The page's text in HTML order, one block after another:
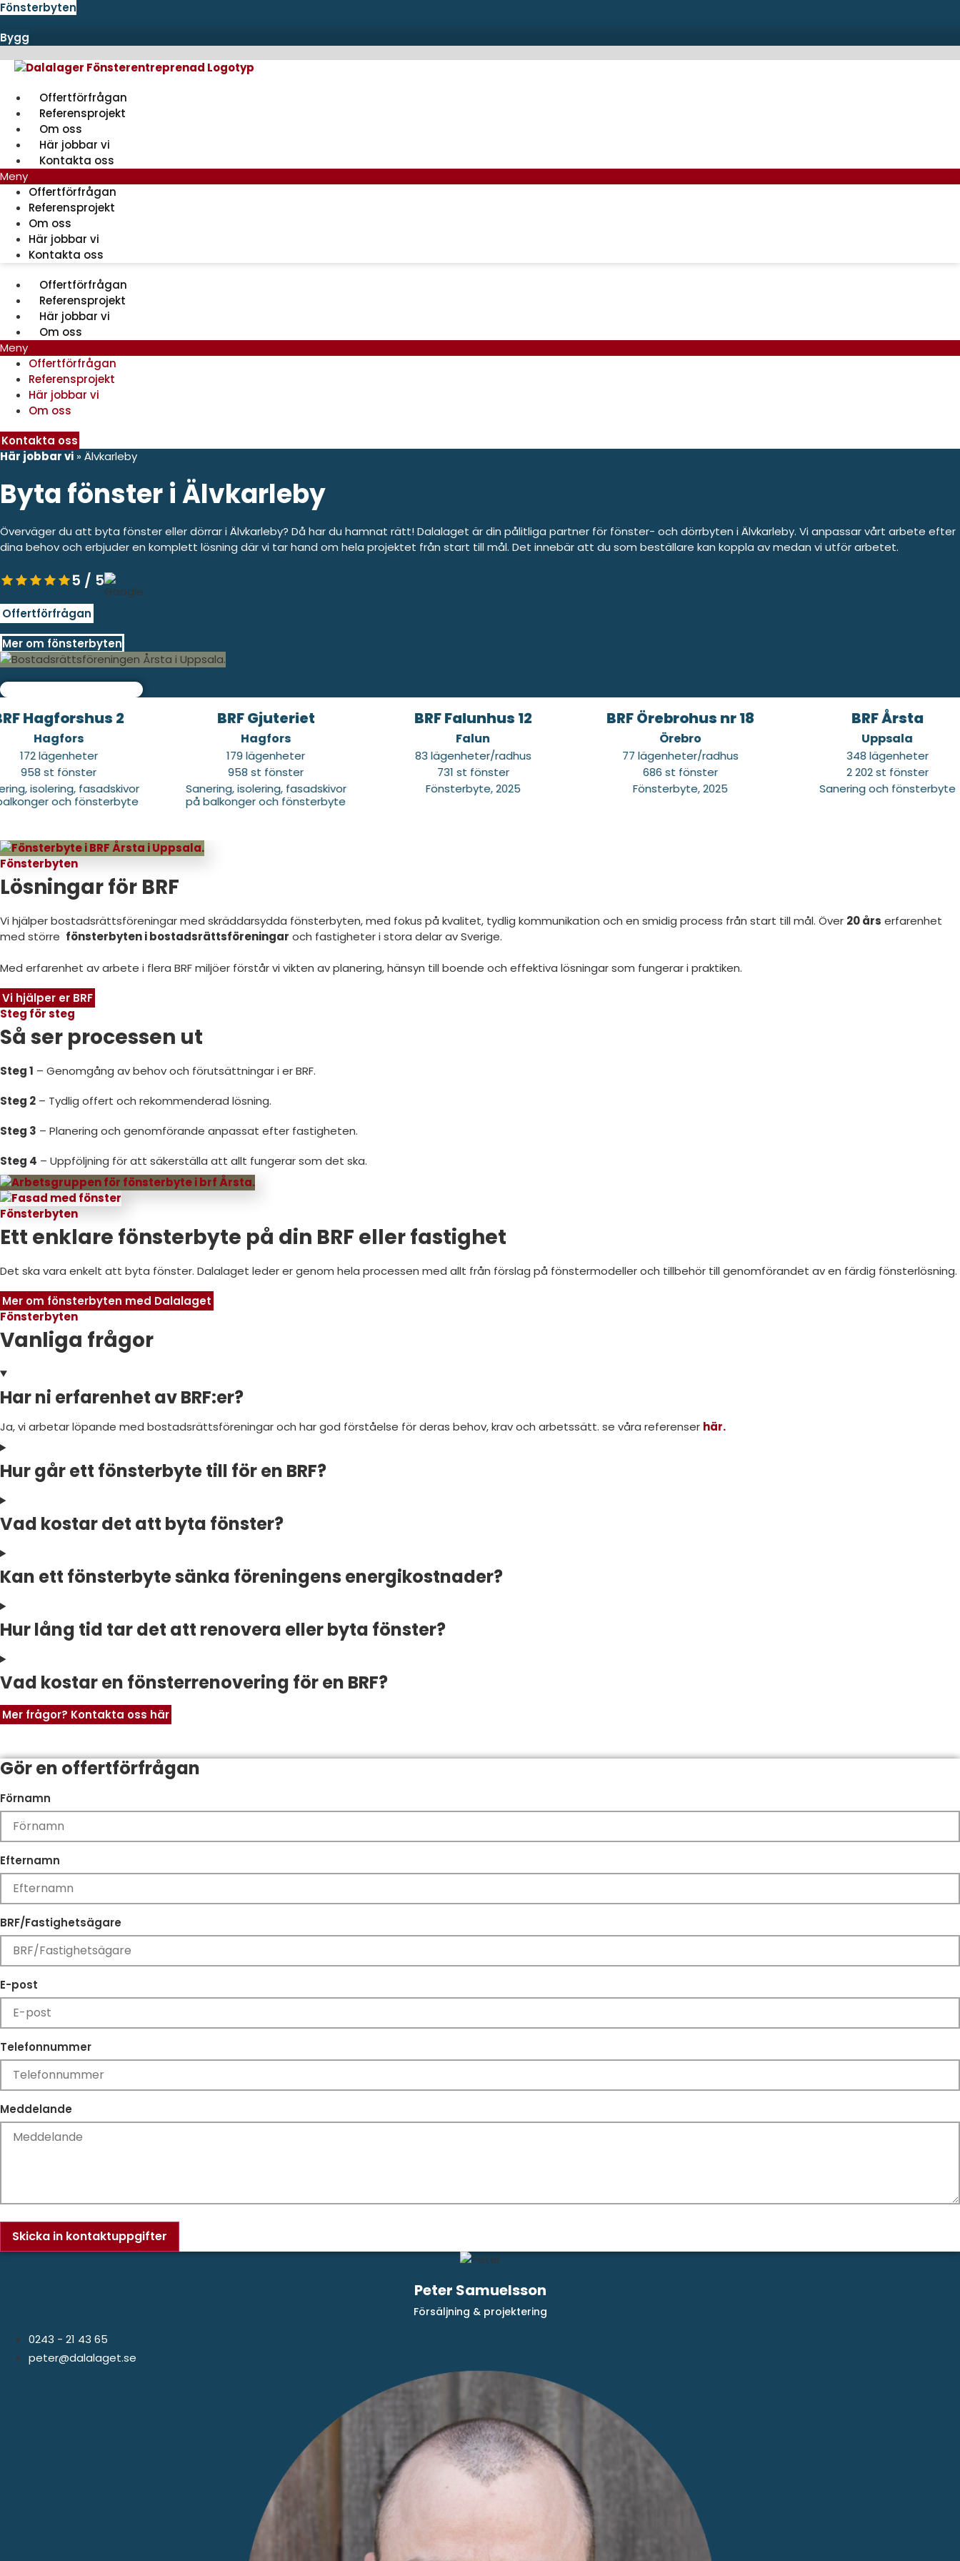
Hoppa
innehåll
Fönsterbyten
Bygg
Offertförfrågan
Referensprojekt
Om oss
Här jobbar vi
Kontakta oss
Meny
Offertförfrågan
Referensprojekt
Om oss
Här jobbar vi
Kontakta oss
Offertförfrågan
Referensprojekt
Här jobbar vi
Om oss
Meny
Offertförfrågan
Referensprojekt
Här jobbar vi
Om oss
Kontakta oss
Här jobbar vi » Älvkarleby
Byta fönster i Älvkarleby
Överväger du att byta fönster eller dörrar i Älvkarleby? Då har du hamnat rätt! Dalalaget är din pålitliga partner för fönster- och dörrbyten i Älvkarleby. Vi anpassar vårt arbete efter
dina behov och erbjuder en komplett lösning där vi tar hand om hela projektet från start till mål. Det innebär att du som beställare kan koppla av medan vi utför arbetet.
5 / 5
Offertförfrågan
Mer om fönsterbyten
2
lägenheter
st fönster
fasadskivor
och fönsterbyte
BRF Gjuteriet
Hagfors
179 lägenheter
958 st fönster
Sanering, isolering, fasadskivor
på balkonger och fönsterbyte
BRF Falunhus 12
83 lägenheter/radhus
731 st fönster
Fönsterbyte, 2025
BRF Örebrohus nr 18
Örebro
77 lägenheter/radhus
686 st fönster
Fönsterbyte, 2025
BRF Årsta
Uppsala
348 lägenheter
2 202 st fönster
Sanering och fönsterbyte
Fönsterbyten
Lösningar för BRF
Vi hjälper bostadsrättsföreningar med skräddarsydda fönsterbyten, med fokus på kvalitet, tydlig kommunikation och en smidig process från start till mål. Över 20 års erfarenhet
med större fönsterbyten i bostadsrättsföreningar och fastigheter i stora delar av Sverige.
Med erfarenhet av arbete i flera BRF miljöer förstår vi vikten av planering, hänsyn till boende och effektiva lösningar som fungerar i praktiken.
Vi hjälper er BRF
Steg för steg
Så ser processen ut
Steg 1 – Genomgång av behov och förutsättningar i er BRF.
Steg 2 – Tydlig offert och rekommenderad lösning.
Steg 3 – Planering och genomförande anpassat efter fastigheten.
Steg 4 – Uppföljning för att säkerställa att allt fungerar som det ska.
Fönsterbyten
Ett enklare fönsterbyte på din BRF eller fastighet
Det ska vara enkelt att byta fönster. Dalalaget leder er genom hela processen med allt från förslag på fönstermodeller och tillbehör till genomförandet av en färdig fönsterlösning.
Mer om fönsterbyten med Dalalaget
Fönsterbyten
Vanliga frågor
Har ni erfarenhet av BRF:er?
Ja, vi arbetar löpande med bostadsrättsföreningar och har god förståelse för deras behov, krav och arbetssätt. se våra referenser här.
Hur går ett fönsterbyte till för en BRF?
Vad kostar det att byta fönster?
Kan ett fönsterbyte sänka föreningens energikostnader?
Hur lång tid tar det att renovera eller byta fönster?
Vad kostar en fönsterrenovering för en BRF?
Mer frågor? Kontakta oss här
Gör en offertförfrågan
Förnamn
Efternamn
BRF/Fastighetsägare
E-post
Telefonnummer
Meddelande
Skicka in kontaktuppgifter
Peter Samuelsson
Försäljning & projektering
0243 - 21 43 65
peter@dalalaget.se